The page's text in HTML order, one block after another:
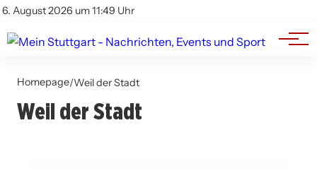
6. August 2026 um 11:49 Uhr
Impressum
Branchenbuch
Werbung
Homepage/Weil der Stadt
Weil der Stadt
09. März 2026
Frostwarnung im Landkreis Böblingen am 9.
08. März 2026
Wichtige Informationen zu Notaufnahmen
und Bereitschaftsdiensten im Landkreis
02. März 2026